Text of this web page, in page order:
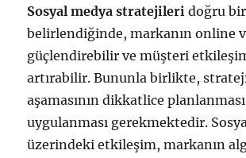
Sosyal medya stratejileri doğru
belirlendiğinde, markanın online
güçlendirebilir ve müşteri
artırabilir. Bununla birlikte,
aşamasının dikkatlice
uygulanması gerekmektedir.
üzerindeki etkileşim, markanın